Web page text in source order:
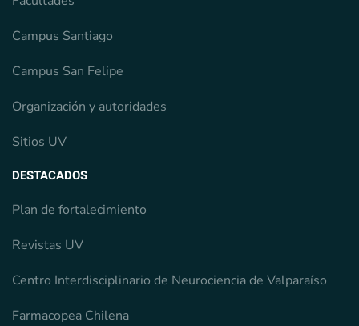
Campus Santiago
Campus San Felipe
Organización y autoridades
Sitios UV
DESTACADOS
Plan de fortalecimiento
Revistas UV
Centro Interdisciplinario de Neurociencia de Valparaíso
Farmacopea Chilena